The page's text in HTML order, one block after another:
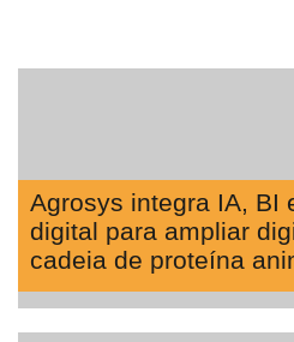
Agrosys integra IA, BI
digital para ampliar
cadeia de proteína